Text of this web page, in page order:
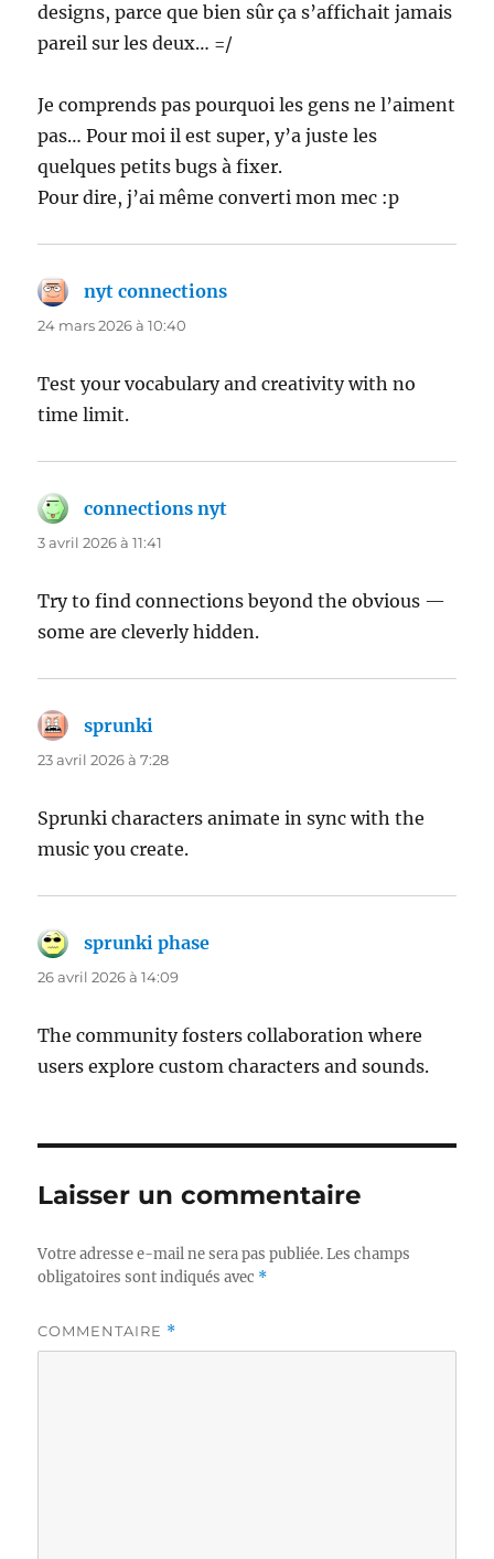
designs, parce que bien sûr ça s’affichait jamais
pareil sur les deux… =/
Je comprends pas pourquoi les gens ne l’aiment
pas… Pour moi il est super, y’a juste les
quelques petits bugs à fixer.
Pour dire, j’ai même converti mon mec :p
nyt connections
24 mars 2026 à 10:40
Test your vocabulary and creativity with no
time limit.
connections nyt
3 avril 2026 à 11:41
Try to find connections beyond the obvious —
some are cleverly hidden.
sprunki
23 avril 2026 à 7:28
Sprunki characters animate in sync with the
music you create.
sprunki phase
26 avril 2026 à 14:09
The community fosters collaboration where
users explore custom characters and sounds.
Laisser un commentaire
Votre adresse e-mail ne sera pas publiée. Les champs
obligatoires sont indiqués avec *
COMMENTAIRE *